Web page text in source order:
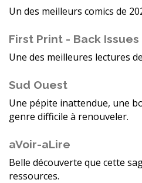
Un des meilleurs comics de
First Print - Back Issues
Une des meilleures lectures
Sud Ouest
Une pépite inattendue, une
genre difficile à renouveler.
aVoir-aLire
Belle découverte que cette
ressources.